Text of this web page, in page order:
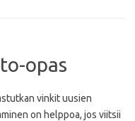
opas
vinkit uusien
on helppoa, jos viitsii